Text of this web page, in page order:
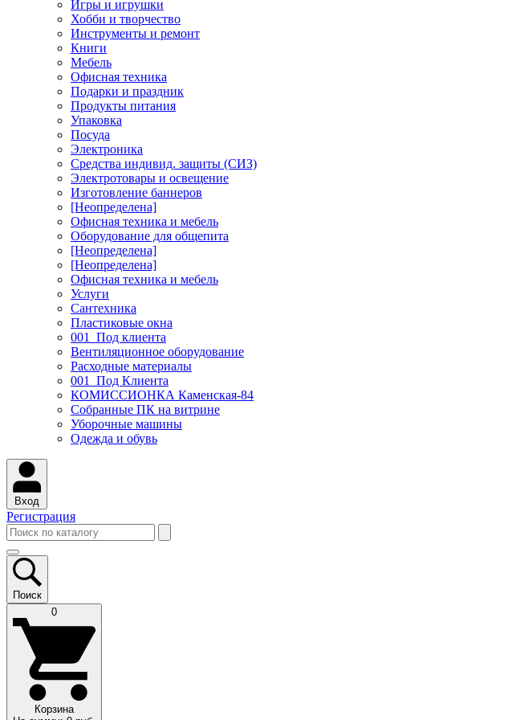
Игры и игрушки
Хобби и творчество
Инструменты и ремонт
Книги
Мебель
Офисная техника
Подарки и праздник
Продукты питания
Упаковка
Посуда
Электроника
Средства индивид. защиты (СИЗ)
Электротовары и освещение
Изготовление баннеров
[Неопределена]
Офисная техника и мебель
Оборудование для общепита
[Неопределена]
[Неопределена]
Офисная техника и мебель
Услуги
Сантехника
Пластиковые окна
001_Под клиента
Вентиляционное оборудование
Расходные материалы
001_Под Клиента
КОМИССИОНКА Каменская-84
Собранные ПК на витрине
Уборочные машины
Одежда и обувь
Вход
Регистрация
Поиск
0
Корзина